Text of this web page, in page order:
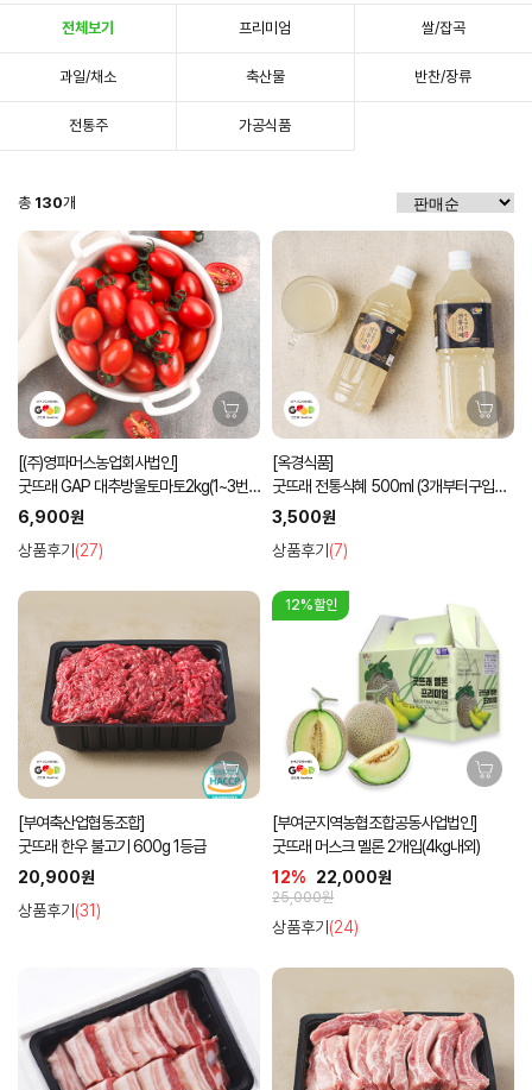
전체보기 프리미엄 쌀/잡곡
과일/채소 축산물 반찬/장류
전통주 가공식품
총 130개
[(주)영파머스농업회사법인]
굿뜨래 GAP 대추방울토마토2kg(1~3번
과)
6,900원
상품후기 (27)
[옥경식품]
굿뜨래 전통식혜 500ml (3개부터구입가
능)
3,500원
상품후기 (7)
[부여축산업협동조합]
굿뜨래 한우 불고기 600g 1등급
20,900원
상품후기 (31)
12%할인
[부여군지역농협조합공동사업법인]
굿뜨래 머스크 멜론 2개입(4kg내외)
12%
22,000원
25,000원
상품후기 (24)